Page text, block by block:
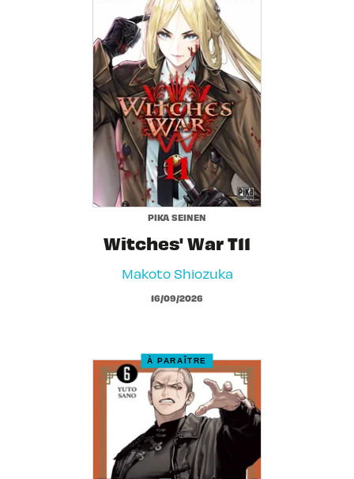
PIKA SEINEN
Witches' War T11
Makoto Shiozuka
16/09/2026
À PARAÎTRE